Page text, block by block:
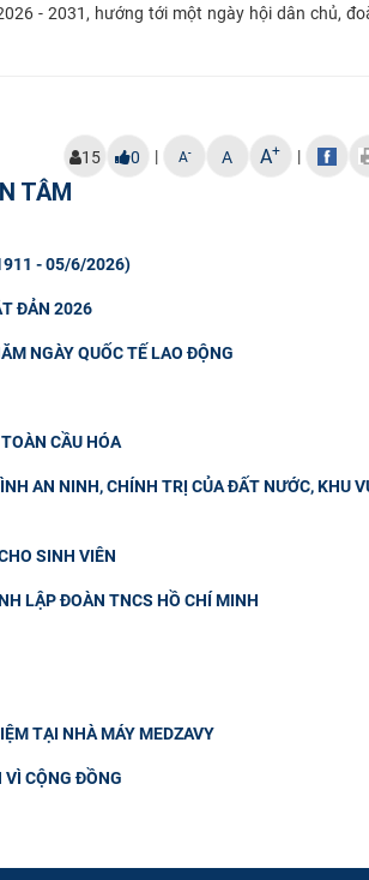
- 2031, hướng tới một ngày hội dân chủ,
15 0 | A- A A+ |
TÂM
- 05/6/2026)
ĐẢN 2026
NGÀY QUỐC TẾ LAO ĐỘNG
CẦU HÓA
AN NINH, CHÍNH TRỊ CỦA ĐẤT NƯỚC, KHU
SINH VIÊN
LẬP ĐOÀN TNCS HỒ CHÍ MINH
TẠI NHÀ MÁY MEDZAVY
CỘNG ĐỒNG